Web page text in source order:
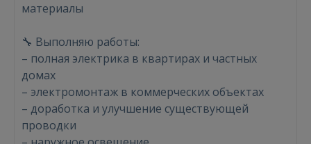
материалы
🔧 Выполняю работы:
– полная электрика в квартирах и частных
домах
– электромонтаж в коммерческих объектах
– доработка и улучшение существующей
проводки